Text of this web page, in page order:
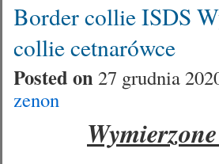
Border collie ISDS
collie cetnarówce
Posted on27 grudnia
zenon